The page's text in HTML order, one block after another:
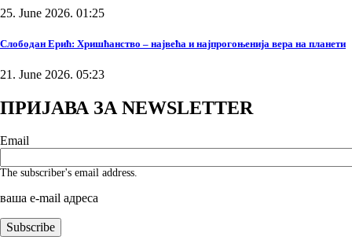
25. June 2026. 01:25
Слободан Ерић: Хришћанство – највећа и најпрогоњенија вера на планети
21. June 2026. 05:23
ПРИЈАВА ЗА NEWSLETTER
Email
The subscriber's email address.
ваша е-mail адреса